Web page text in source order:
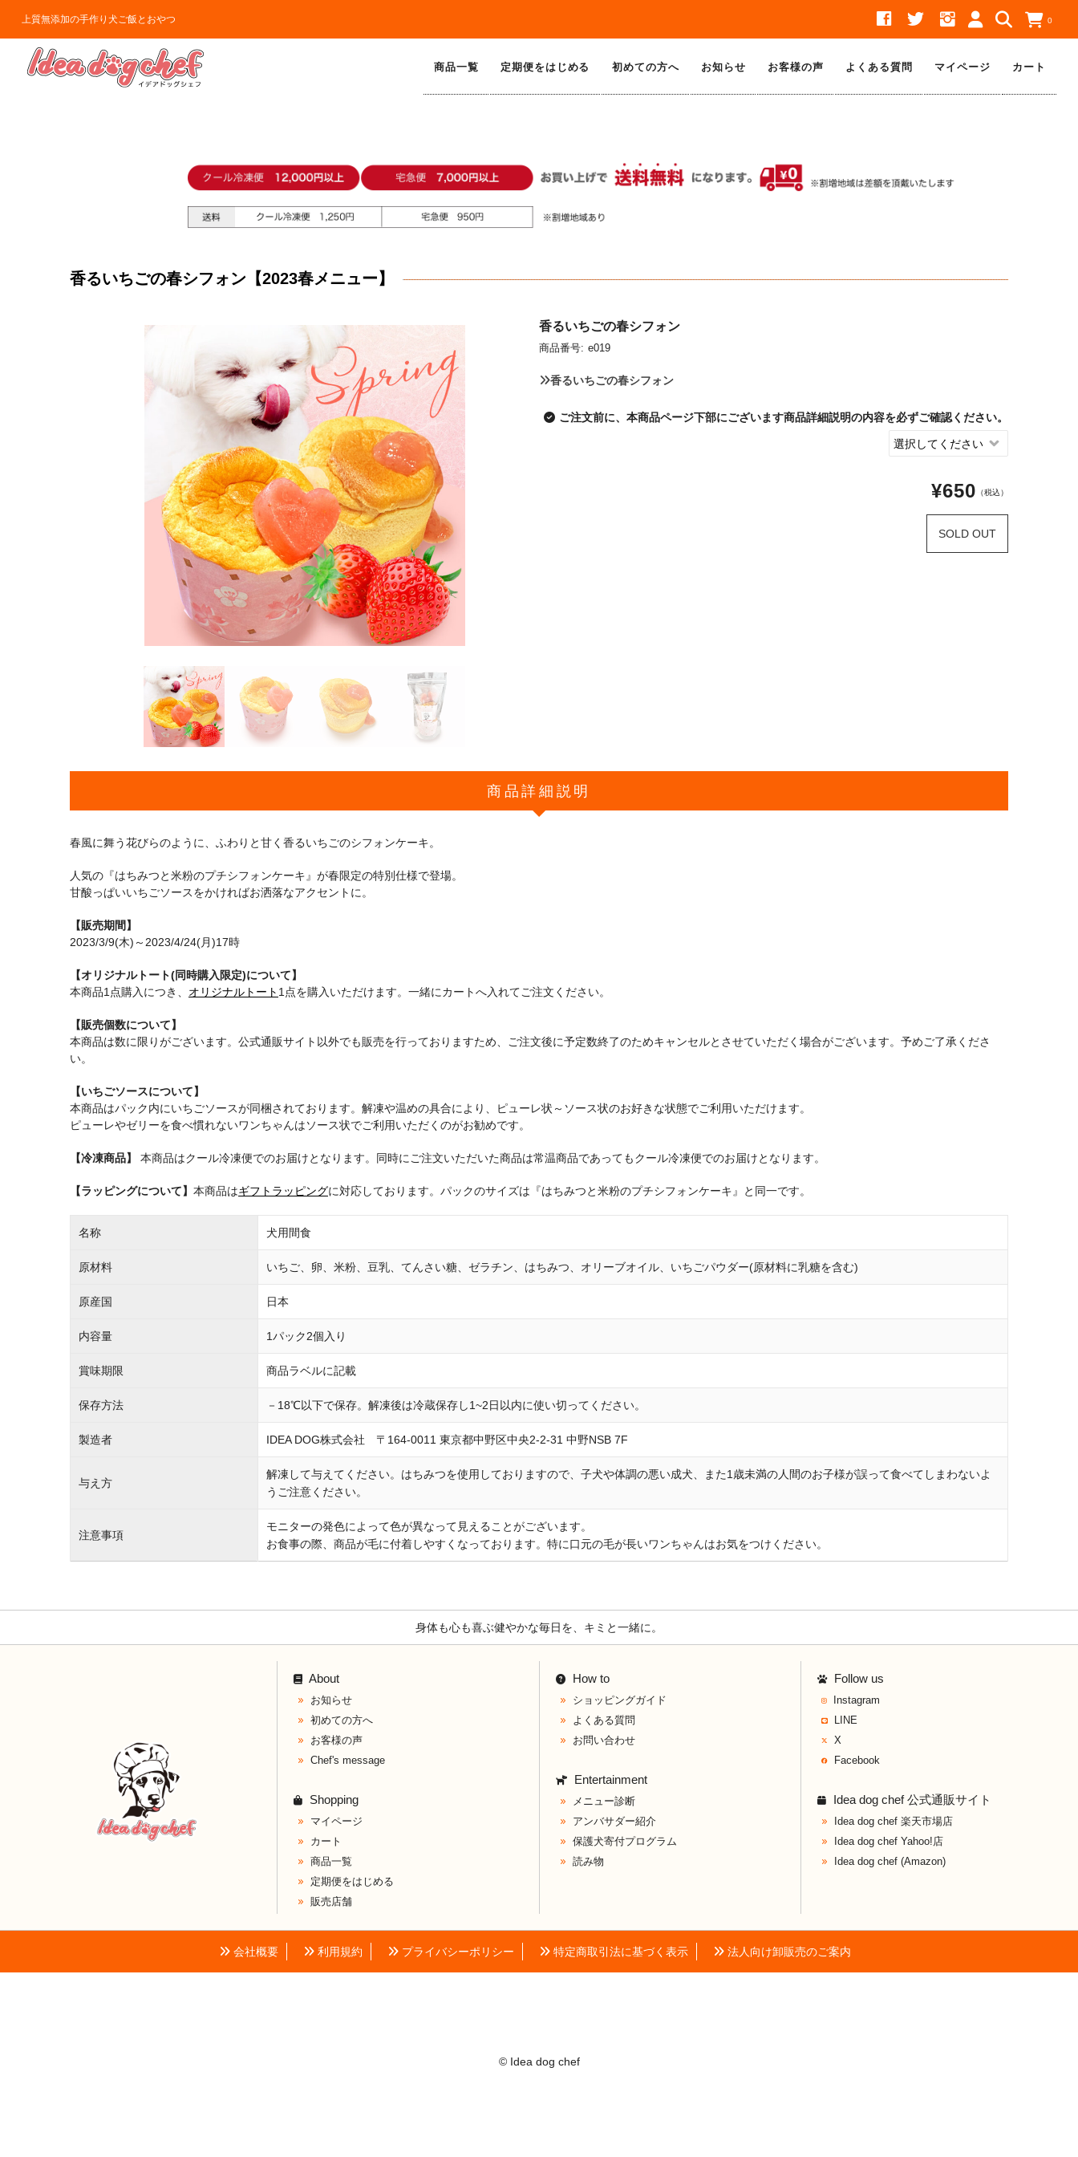
0
商品一覧 定期便をはじめる 初めての方へ お知らせ お客様の声 よくある質問 マイページ カート
上質無添加の手作り犬ご飯とおやつ
香るいちごの春シフォン【2023春メニュー】
香るいちごの春シフォン
商品番号: e019
香るいちごの春シフォン
ご注文前に、本商品ページ下部にございます商品詳細説明の内容を必ずご確認ください。
¥650 （税込）
SOLD OUT
商品詳細説明
春風に舞う花びらのように、ふわりと甘く香るいちごのシフォンケーキ。
人気の『はちみつと米粉のプチシフォンケーキ』が春限定の特別仕様で登場。
甘酸っぱいいちごソースをかければお洒落なアクセントに。
【販売期間】
2023/3/9(木)～2023/4/24(月)17時
【オリジナルトート(同時購入限定)について】
本商品1点購入につき、 オリジナルトート 1点を購入いただけます。一緒にカートへ入れてご注文ください。
【販売個数について】
本商品は数に限りがございます。公式通販サイト以外でも販売を行っておりますため、ご注文後に予定数終了のためキャンセルとさせていただく場合がございます。予めご了承くださ
い。
【いちごソースについて】
本商品はパック内にいちごソースが同梱されております。解凍や温めの具合により、ピューレ状～ソース状のお好きな状態でご利用いただけます。
ピューレやゼリーを食べ慣れないワンちゃんはソース状でご利用いただくのがお勧めです。
【冷凍商品】 本商品はクール冷凍便でのお届けとなります。同時にご注文いただいた商品は常温商品であってもクール冷凍便でのお届けとなります。
【ラッピングについて】 本商品はギフトラッピングに対応しております。パックのサイズは『はちみつと米粉のプチシフォンケーキ』と同一です。
名称 犬用間食
原材料 いちご、卵、米粉、豆乳、てんさい糖、ゼラチン、はちみつ、オリーブオイル、いちごパウダー(原材料に乳糖を含む)
原産国 日本
内容量 1パック2個入り
賞味期限 商品ラベルに記載
保存方法 －18℃以下で保存。解凍後は冷蔵保存し1~2日以内に使い切ってください。
製造者 IDEA DOG株式会社 〒164-0011 東京都中野区中央2-2-31 中野NSB 7F
与え方
解凍して与えてください。はちみつを使用しておりますので、子犬や体調の悪い成犬、また1歳未満の人間のお子様が誤って食べてしまわないよ
うご注意ください。
注意事項
モニターの発色によって色が異なって見えることがございます。
お食事の際、商品が毛に付着しやすくなっております。特に口元の毛が長いワンちゃんはお気をつけください。
身体も心も喜ぶ健やかな毎日を、キミと一緒に。
About
お知らせ
初めての方へ
お客様の声
Chef's message
Shopping
マイページ
カート
商品一覧
定期便をはじめる
販売店舗
How to
ショッピングガイド
よくある質問
お問い合わせ
Entertainment
メニュー診断
アンバサダー紹介
保護犬寄付プログラム
読み物
Follow us
Instagram
LINE
X
Facebook
Idea dog chef 公式通販サイト
Idea dog chef 楽天市場店
Idea dog chef Yahoo!店
Idea dog chef (Amazon)
会社概要 利用規約 プライバシーポリシー 特定商取引法に基づく表示 法人向け卸販売のご案内
© Idea dog chef